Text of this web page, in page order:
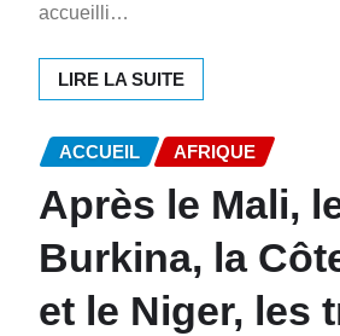
accueilli…
LIRE LA SUITE
ACCUEIL AFRIQUE
Après le Mali,
Burkina, la
et le Niger, les